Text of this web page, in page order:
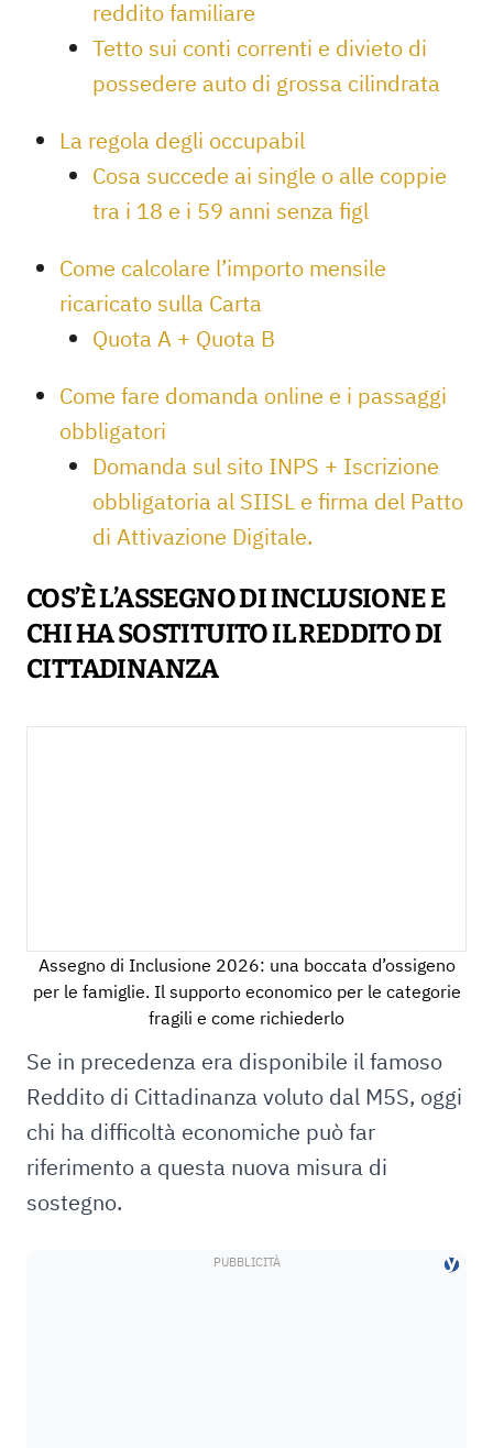
reddito familiare
Tetto sui conti correnti e divieto di
possedere auto di grossa cilindrata
La regola degli occupabil
Cosa succede ai single o alle coppie
tra i 18 e i 59 anni senza figl
Come calcolare l’importo mensile
ricaricato sulla Carta
Quota A + Quota B
Come fare domanda online e i passaggi
obbligatori
Domanda sul sito INPS + Iscrizione
obbligatoria al SIISL e firma del Patto
di Attivazione Digitale.
COS’È L’ASSEGNO DI INCLUSIONE E
CHI HA SOSTITUITO IL REDDITO DI
CITTADINANZA
Assegno di Inclusione 2026: una boccata d’ossigeno
per le famiglie. Il supporto economico per le categorie
fragili e come richiederlo
Se in precedenza era disponibile il famoso
Reddito di Cittadinanza voluto dal M5S, oggi
chi ha difficoltà economiche può far
riferimento a questa nuova misura di
sostegno.